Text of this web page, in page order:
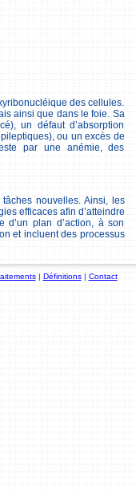
des cellules.
ainsi que dans le foie. Sa
un défaut d’absorption
ou un excès de
par une anémie, des
nouvelles. Ainsi, les
efficaces afin d’atteindre
plan d’action, à son
et incluent des processus
| Définitions| Contact